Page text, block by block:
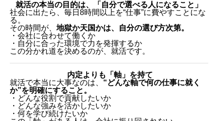
就活の本当の目的は、「自分で選べる人になること」
社会に出たら、毎日8時間以上を“仕事”に費やすことにな
る。
その時間が、 地獄か天国かは、自分の選び方次第。
・会社に合わせて働くか
・自分に合った環境で力を発揮するか
この分かれ道を決めるのが、就活です。
内定よりも「軸」を持て
就活で本当に大事なのは、 “どんな軸で何の仕事に就く
か”を明確にすること。
・どんな役割で貢献したいか
・どんな強みを活かしたいか
・何を学び続けたいか